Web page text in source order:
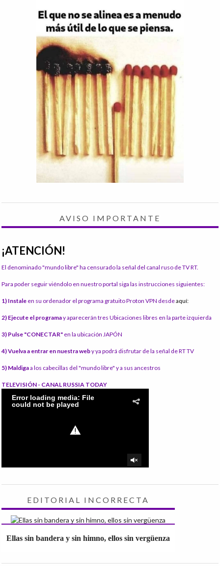
AVISO IMPORTANTE
¡ATENCIÓN!
El denominado "mundo libre" ha censurado la señal del canal ruso de TV RT.
Para poder seguir viéndolo en nuestro portal siga las instrucciones siguientes:
1) Instale en su ordenador el programa gratuito Proton VPN desdeaquí:
2) Ejecute el programay aparecerán tres Ubicaciones libres en la parte izquierda
3) Pulse "CONECTAR" en la ubicación JAPÓN
4) Vuelva a entrar en nuestra weby ya podrá disfrutar de la señal de RT TV
5) Maldigaa los cabecillas del "mundo libre" y a sus ancestros
TELEVISIÓN - CANAL RUSSIA TODAY
EDITORIAL INCORRECTA
Ellas sin bandera y sin himno, ellos sin vergüenza